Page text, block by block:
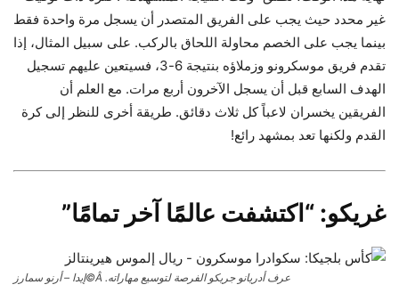
غير محدد حيث يجب على الفريق المتصدر أن يسجل مرة واحدة فقط
بينما يجب على الخصم محاولة اللحاق بالركب. على سبيل المثال، إذا
تقدم فريق موسكرونو وزملاؤه بنتيجة 6-3، فسيتعين عليهم تسجيل
الهدف السابع قبل أن يسجل الآخرون أربع مرات. مع العلم أن
الفريقين يخسران لاعباً كل ثلاث دقائق. طريقة أخرى للنظر إلى كرة
القدم ولكنها تعد بمشهد رائع!
غريكو: “اكتشفت عالمًا آخر تمامًا”
عرف أدريانو جريكو الفرصة لتوسيع مهاراته. Â©إيدا – أرنو سمارز